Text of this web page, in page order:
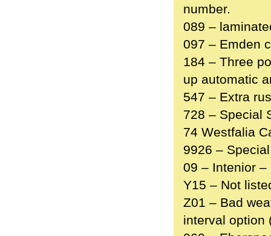
number.
089 –
097 – Emden
184 – Three
up automatic
547 – Extra
728 – Special
74 Westfalia
9926 –
09 – Intenior
Y15 – Not
Z01 – Bad
interval option